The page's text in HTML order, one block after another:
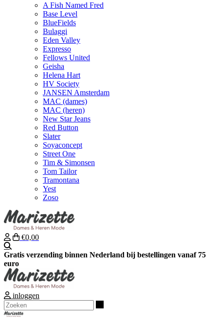
A Fish Named Fred
Base Level
BlueFields
Bulaggi
Eden Valley
Expresso
Fellows United
Geisha
Helena Hart
HV Society
JANSEN Amsterdam
MAC (dames)
MAC (heren)
New Star Jeans
Red Button
Slater
Soyaconcept
Street One
Tim & Simonsen
Tom Tailor
Tramontana
Yest
Zoso
€0,00
Gratis verzending binnen Nederland bij bestellingen vanaf 75
euro
inloggen